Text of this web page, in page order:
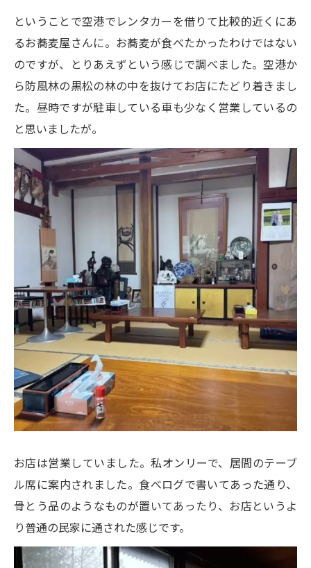
ということで空港でレンタカーを借りて比較的近くにあ
るお蕎麦屋さんに。お蕎麦が食べたかったわけではない
のですが、とりあえずという感じで調べました。空港か
ら防風林の黒松の林の中を抜けてお店にたどり着きまし
た。昼時ですが駐車している車も少なく営業しているの
と思いましたが。
お店は営業していました。私オンリーで、居間のテーブ
ル席に案内されました。食べログで書いてあった通り、
骨とう品のようなものが置いてあったり、お店というよ
り普通の民家に通された感じです。